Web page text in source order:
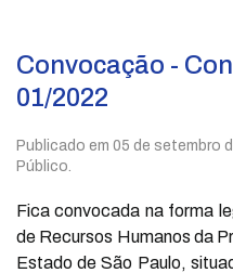
Convocação -
01/2022
Publicado em 05 de setembro
Público.
Fica convocada na forma
de Recursos Humanos da
Estado de São Paulo,